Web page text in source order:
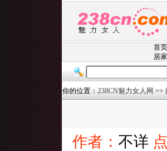
你的位置： 238CN魅力女人网 >>
作者： 不详